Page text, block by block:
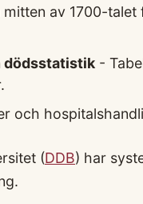
av 1700-talet
dödsstatistik-
och
(DDB) har